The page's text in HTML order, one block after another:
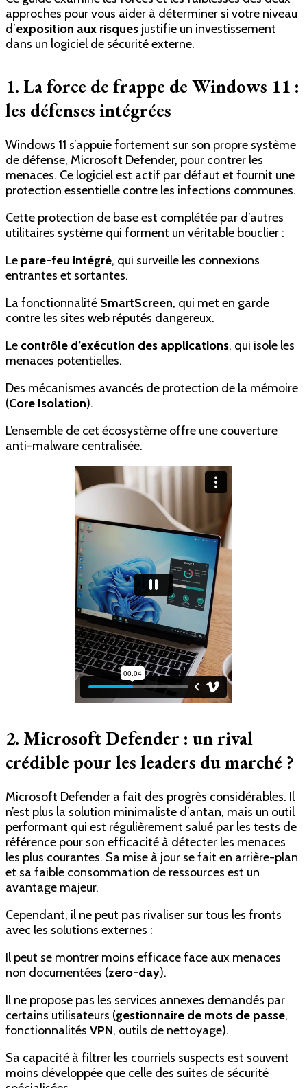
approches pour vous aider à déterminer si votre niveau
d’exposition aux risques justifie un investissement
dans un logiciel de sécurité externe.
1. La force de frappe de Windows 11 :
les défenses intégrées
Windows 11 s’appuie fortement sur son propre système
de défense, Microsoft Defender, pour contrer les
menaces. Ce logiciel est actif par défaut et fournit une
protection essentielle contre les infections communes.
Cette protection de base est complétée par d’autres
utilitaires système qui forment un véritable bouclier :
Le pare-feu intégré, qui surveille les connexions
entrantes et sortantes.
La fonctionnalité SmartScreen, qui met en garde
contre les sites web réputés dangereux.
Le contrôle d’exécution des applications, qui isole les
menaces potentielles.
Des mécanismes avancés de protection de la mémoire
(Core Isolation).
L’ensemble de cet écosystème offre une couverture
anti-malware centralisée.
2. Microsoft Defender : un rival
crédible pour les leaders du marché ?
Microsoft Defender a fait des progrès considérables. Il
n’est plus la solution minimaliste d’antan, mais un outil
performant qui est régulièrement salué par les tests de
référence pour son efficacité à détecter les menaces
les plus courantes. Sa mise à jour se fait en arrière-plan
et sa faible consommation de ressources est un
avantage majeur.
Cependant, il ne peut pas rivaliser sur tous les fronts
avec les solutions externes :
Il peut se montrer moins efficace face aux menaces
non documentées (zero-day).
Il ne propose pas les services annexes demandés par
certains utilisateurs (gestionnaire de mots de passe,
fonctionnalités VPN, outils de nettoyage).
Sa capacité à filtrer les courriels suspects est souvent
moins développée que celle des suites de sécurité